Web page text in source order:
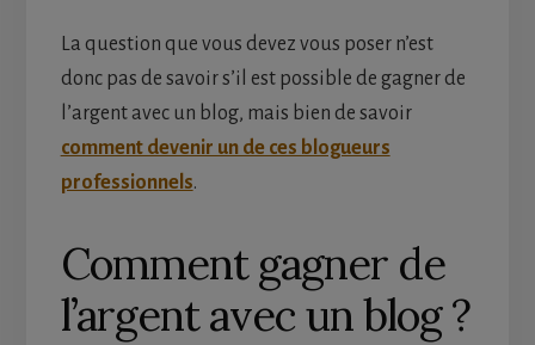
La question que vous devez vous poser n’est
donc pas de savoir s’il est possible de gagner de
l’argent avec un blog, mais bien de savoir
comment devenir un de ces blogueurs
professionnels.
Comment gagner de
l’argent avec un blog ?